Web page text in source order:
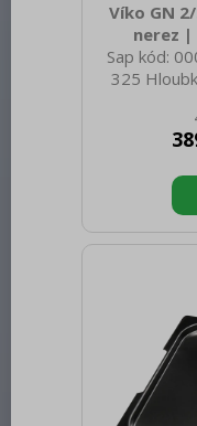
Víko GN
nerez |
Sap kód:
325
0.80 Šířka
brutto
Materiál:
Vnější
GN / EN